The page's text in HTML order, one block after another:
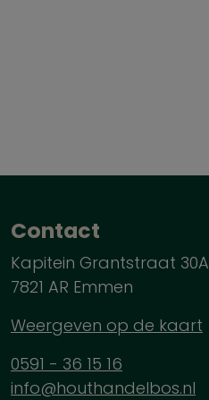
Contact
Kapitein Grantstraat 30A
7821 AR Emmen
Weergeven op de kaart
0591 - 36 15 16
info@houthandelbos.nl